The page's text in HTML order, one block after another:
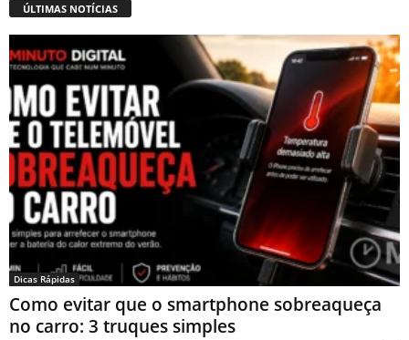
ÚLTIMAS NOTÍCIAS
Dicas Rápidas
Como evitar que o smartphone sobreaqueça
no carro: 3 truques simples